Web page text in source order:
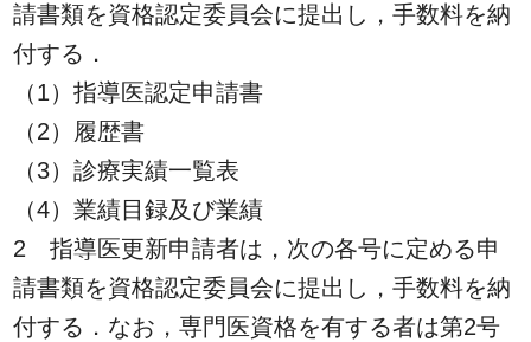
請書類を資格認定委員会に提出し，手数料を納
付する．
（1）指導医認定申請書
（2）履歴書
（3）診療実績一覧表
（4）業績目録及び業績
2 指導医更新申請者は，次の各号に定める申
請書類を資格認定委員会に提出し，手数料を納
付する．なお，専門医資格を有する者は第2号